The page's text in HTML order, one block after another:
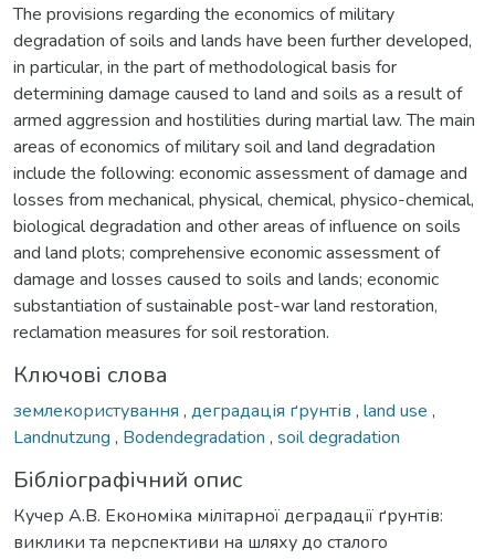
The provisions regarding the economics of military
degradation of soils and lands have been further developed,
in particular, in the part of methodological basis for
determining damage caused to land and soils as a result of
armed aggression and hostilities during martial law. The main
areas of economics of military soil and land degradation
include the following: economic assessment of damage and
losses from mechanical, physical, chemical, physico-chemical,
biological degradation and other areas of influence on soils
and land plots; comprehensive economic assessment of
damage and losses caused to soils and lands; economic
substantiation of sustainable post-war land restoration,
reclamation measures for soil restoration.
Ключові слова
землекористування , деградація ґрунтів , land use ,
Landnutzung , Bodendegradation , soil degradation
Бібліографічний опис
Кучер А.В. Економіка мілітарної деградації ґрунтів:
виклики та перспективи на шляху до сталого